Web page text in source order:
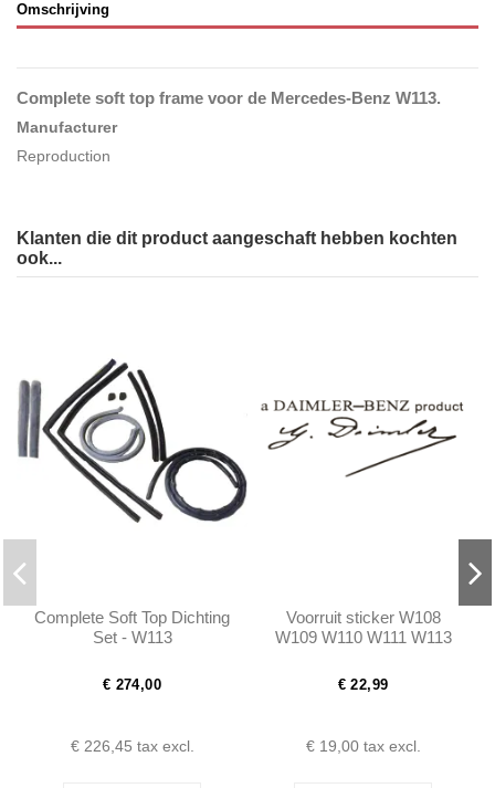
Omschrijving
Complete soft top frame voor de Mercedes-Benz W113.
Manufacturer
Reproduction
Klanten die dit product aangeschaft hebben kochten
ook...
Complete Soft Top Dichting
Set - W113
€ 274,00
€ 226,45 tax excl.
Voorruit sticker W108
W109 W110 W111 W113
PONTON
€ 22,99
€ 19,00 tax excl.